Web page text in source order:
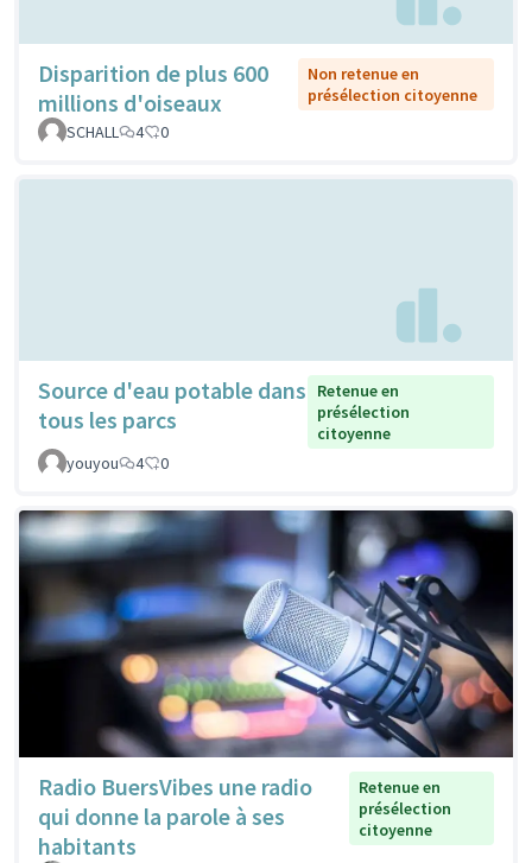
Disparition de plus 600
millions d'oiseaux
Non retenue en
présélection citoyenne
SCHALL
4 0
Source d'eau potable dans
tous les parcs
Retenue en
présélection
citoyenne
youyou
4 0
Radio BuersVibes une radio
qui donne la parole à ses
habitants
Retenue en
présélection
citoyenne